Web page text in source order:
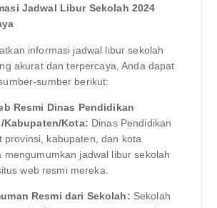
Jadwal Libur Sekolah 2024
informasi jadwal libur sekolah
akurat dan terpercaya, Anda dapat
sumber berikut:
Resmi Dinas Pendidikan
Kabupaten/Kota: Dinas Pendidikan
provinsi, kabupaten, dan kota
mengumumkan jadwal libur sekolah
web resmi mereka.
Resmi dari Sekolah: Sekolah